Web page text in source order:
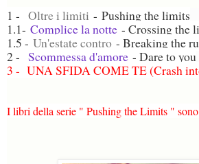
1 - Oltre i limiti - Pushing the limits
1.1- Complice la notte - Crossing the
1.5 - Un'estate contro - Breaking the
2 - Scommessa d'amore - Dare to you
3 - UNA SFIDA COME TE (Crash
I libri della serie " Pushing the Limits "